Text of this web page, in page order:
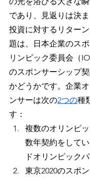
であり、見返りは決ま
投資に対するリター
題は、日本企業のス
リンピック委員会（
のスポンサーシップ
かどうかです。企業
ンサーは次の2つの種
す：
複数のオリンピ
数年契約をして
ドオリンピック
東京2020のスポ